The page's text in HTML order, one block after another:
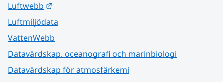
Luftwebb
Luftmiljödata
VattenWebb
Datavärdskap, oceanografi och marinbiologi
Datavärdskap för atmosfärkemi